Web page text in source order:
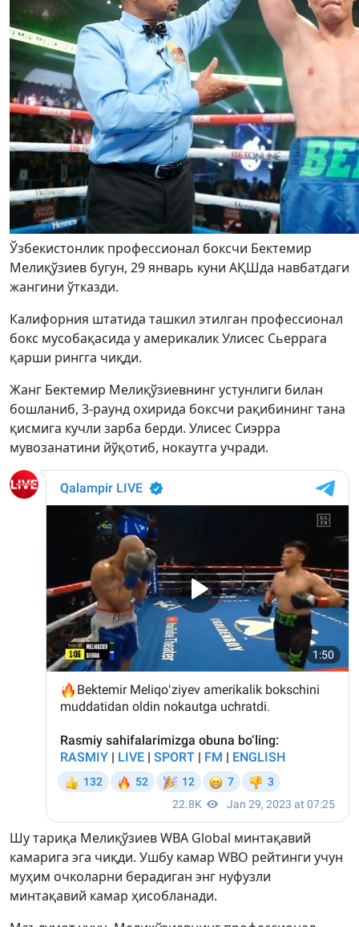
Ўзбекистонлик профессионал боксчи Бектемир
Мелиқўзиев бугун, 29 январь куни АҚШда навбатдаги
жангини ўтказди.
Калифорния штатида ташкил этилган профессионал
бокс мусобақасида у америкалик Улисес Сьеррага
қарши рингга чиқди.
Жанг Бектемир Мелиқўзиевнинг устунлиги билан
бошланиб, 3-раунд охирида боксчи рақибининг тана
қисмига кучли зарба берди. Улисес Сиэрра
мувозанатини йўқотиб, нокаутга учради.
Шу тариқа Мелиқўзиев WBA Global минтақавий
камарига эга чиқди. Ушбу камар WBO рейтинги учун
муҳим очколарни берадиган энг нуфузли
минтақавий камар ҳисобланади.